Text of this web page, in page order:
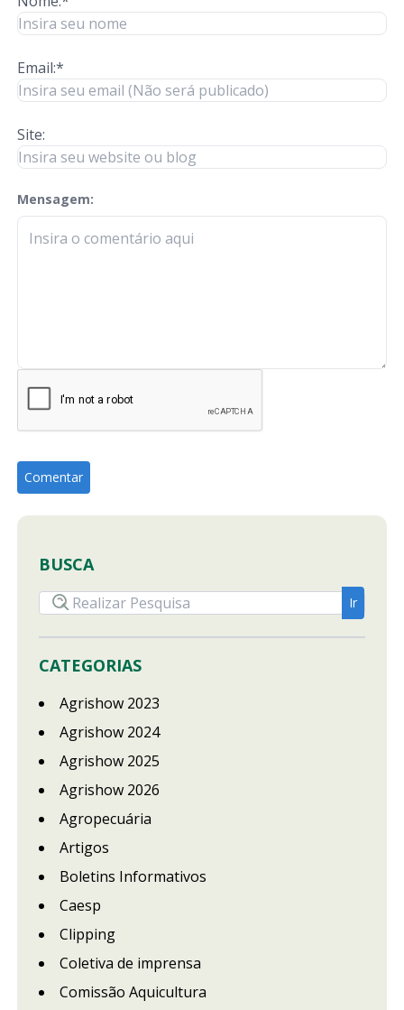
Email:*
Site:
Mensagem:
check-terms
BUSCA
CATEGORIAS
Agrishow 2023
Agrishow 2024
Agrishow 2025
Agrishow 2026
Agropecuária
Artigos
Boletins Informativos
Caesp
Clipping
Coletiva de imprensa
Comissão Aquicultura